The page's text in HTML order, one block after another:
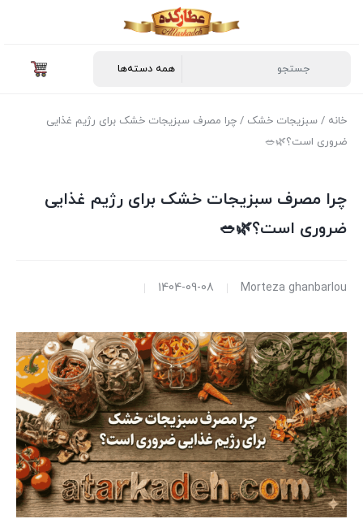
خانه / سبزیجات خشک / چرا مصرف سبزیجات خشک برای رژیم غذایی
ضروری است؟🌿🥗
چرا مصرف سبزیجات خشک برای رژیم غذایی
ضروری است؟🌿🥗
Morteza ghanbarlou
1404-09-08